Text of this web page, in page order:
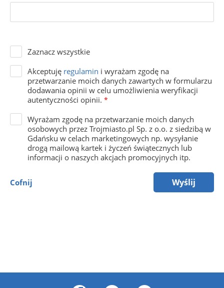
Zaznacz wszystkie
Akceptuję regulamin i wyrażam zgodę na
przetwarzanie moich danych zawartych w formularzu
dodawania opinii w celu umożliwienia weryfikacji
autentyczności opinii. *
Wyrażam zgodę na przetwarzanie moich danych
osobowych przez Trojmiasto.pl Sp. z o.o. z siedzibą w
Gdańsku w celach marketingowych np. wysyłanie
drogą mailową kartek i życzeń świątecznych lub
informacji o naszych akcjach promocyjnych itp.
Cofnij Wyślij